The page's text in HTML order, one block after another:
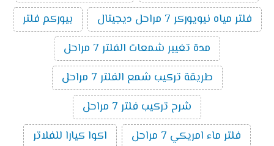
فلتر مياه نيويوركر 7 مراحل ديجيتال
بيوركم فلتر
مدة تغيير شمعات الفلتر 7 مراحل
طريقة تركيب شمع الفلتر 7 مراحل
شرح تركيب فلتر 7 مراحل
فلتر ماء امريكي 7 مراحل
اكوا كيارا للفلاتر